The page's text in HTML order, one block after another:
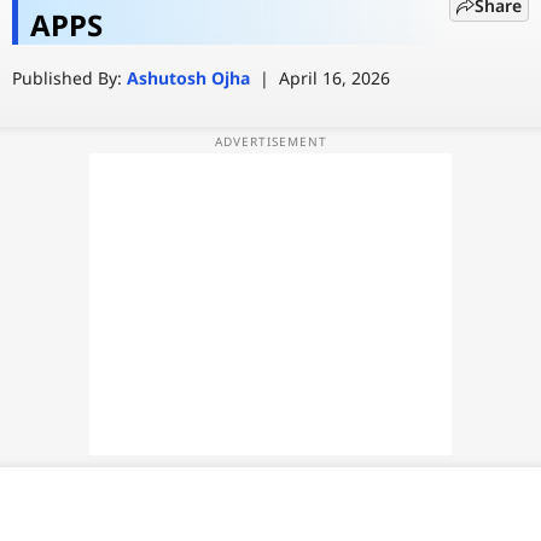
वेब स्टोरी
APPS
Share
हुआ गायब? यूजर्स रह गए हैरान!
Published By: Ashutosh Ojha | April 16, 2026